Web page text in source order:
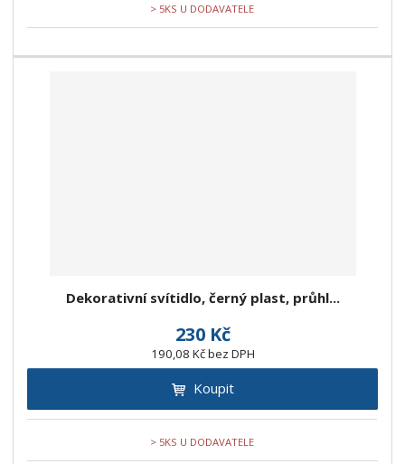
> 5KS U DODAVATELE
Dekorativní svítidlo, černý plast, průhl...
230 Kč
190,08 Kč bez DPH
Koupit
> 5KS U DODAVATELE